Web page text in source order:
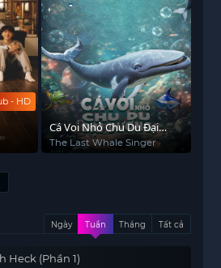
- HD
Cá Voi Nhỏ Chu Du Đại
Dương
The Last Whale Singer
Ngày Tuần Tháng Tất cả
Heck (Phần 1)